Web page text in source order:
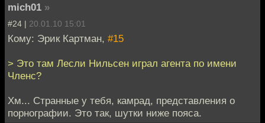
mich01 »
#24 | 20.01.10 15:01
Кому: Эрик Картман, #15
> Это там Лесли Нильсен играл агента по имени
Членс?
Хм... Странные у тебя, камрад, представления о
порнографии. Это так, шутки ниже пояса.